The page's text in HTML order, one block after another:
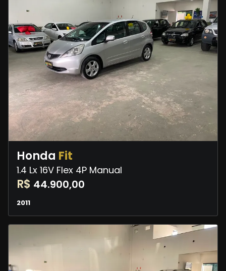
Honda Fit
1.4 Lx 16V Flex 4P Manual
R$ 44.900,00
2011